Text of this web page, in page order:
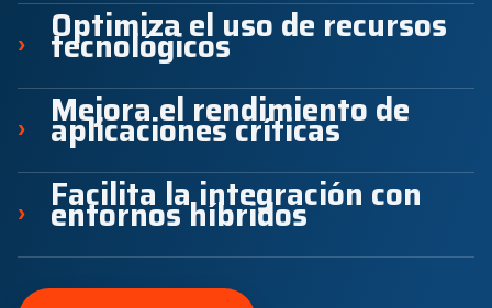
› Optimiza el uso de recursos
tecnológicos
› Mejora el rendimiento de
aplicaciones críticas
› Facilita la integración con
entornos híbridos